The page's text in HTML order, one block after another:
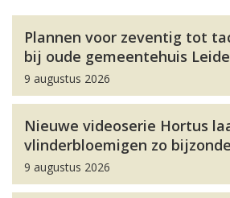
Plannen voor zeventig tot
bij oude gemeentehuis
9 augustus 2026
Nieuwe videoserie Hortus
vlinderbloemigen zo
9 augustus 2026